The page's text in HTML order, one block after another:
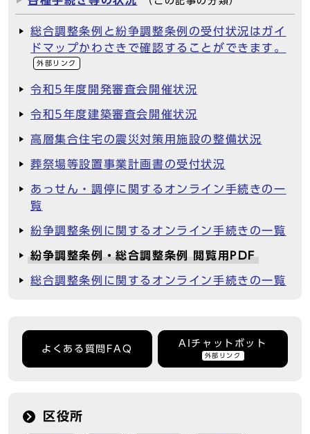
総合調整条例と紛争調整条例の受付状況はガイ
ドマップかわさきで確認することができます。
外部リンク
令和5年度開発審査会開催状況
令和5年度建築審査会開催状況
高層集合住宅の震災対策用施設の整備状況
葬祭場等設置事業計画書の受付状況
あっせん・調停に関するオンライン手続きの一
覧
紛争調整条例に関するオンライン手続きの一覧
紛争調整条例・総合調整条例 閲覧用PDF
総合調整条例に関するオンライン手続きの一覧
よくある質問FAQ
AIチャットボット
外部リンク
区役所